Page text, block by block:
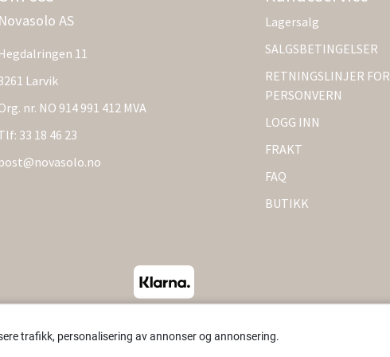
trafikk, personalisering av annonser og annonsering.
Novasolo AS
Hegdalringen 11
Larvik
nr. NO 914 991 412 MVA
33 18 46 23
post@novasolo.no
Lagersalg
SALGSBETINGELSER
RETNINGSLINJER FOR
PERSONVERN
LOGG INN
FRAKT
FAQ
BUTIKK